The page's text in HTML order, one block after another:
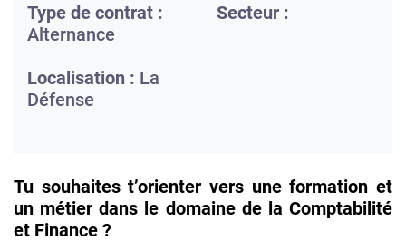
Type de contrat :
Alternance
Secteur :
Localisation : La
Défense
Tu souhaites t’orienter vers une formation et
un métier dans le domaine de la Comptabilité
et Finance ?